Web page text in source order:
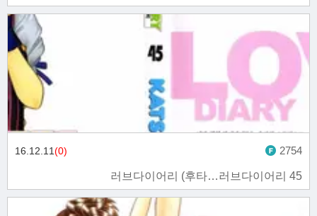
러브다이어리 (후타…러브다이어리 45
16.12.11(0) 2754